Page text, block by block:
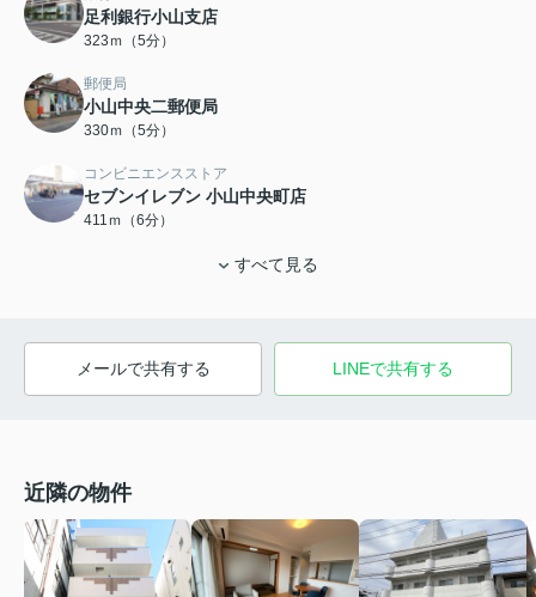
足利銀行小山支店
323ｍ（5分）
郵便局
小山中央二郵便局
330ｍ（5分）
コンビニエンスストア
セブンイレブン 小山中央町店
411ｍ（6分）
すべて見る
メールで共有する LINEで共有する
近隣の物件